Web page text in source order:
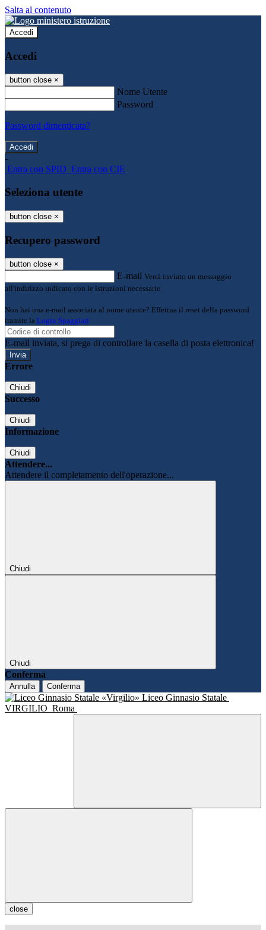
Salta al contenuto
Accedi
Accedi
button close ×
Nome Utente
Password
Password dimenticata?
-
Entra con SPID Entra con CIE
Seleziona utente
button close ×
Recupero password
button close ×
E-mail Verrà inviato un messaggio
all'indirizzo indicato con le istruzioni necessarie.
Non hai una e-mail associata al nome utente? Effettua il reset della password
tramite la Login Spaggiari
E-mail inviata, si prega di controllare la casella di posta elettronica!
Errore
Chiudi
Successo
Chiudi
Informazione
Chiudi
Attendere...
Attendere il completamento dell'operazione...
Chiudi
Chiudi
Conferma
Annulla Conferma
Liceo Ginnasio Statale
VIRGILIO Roma
close